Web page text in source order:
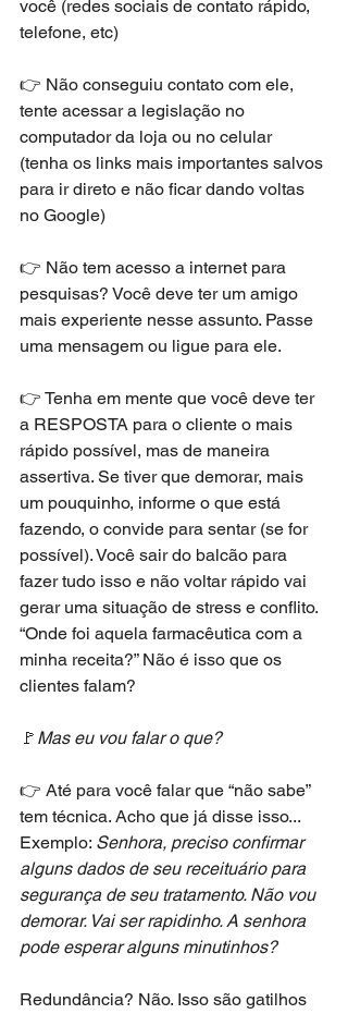
você (redes sociais de contato rápido,
telefone, etc)
👉 Não conseguiu contato com ele,
tente acessar a legislação no
computador da loja ou no celular
(tenha os links mais importantes salvos
para ir direto e não ficar dando voltas
no Google)
👉 Não tem acesso a internet para
pesquisas? Você deve ter um amigo
mais experiente nesse assunto. Passe
uma mensagem ou ligue para ele.
👉 Tenha em mente que você deve ter
a RESPOSTA para o cliente o mais
rápido possível, mas de maneira
assertiva. Se tiver que demorar, mais
um pouquinho, informe o que está
fazendo, o convide para sentar (se for
possível). Você sair do balcão para
fazer tudo isso e não voltar rápido vai
gerar uma situação de stress e conflito.
“Onde foi aquela farmacêutica com a
minha receita?” Não é isso que os
clientes falam?
🚩 Mas eu vou falar o que?
👉 Até para você falar que “não sabe”
tem técnica. Acho que já disse isso...
Exemplo: Senhora, preciso confirmar
alguns dados de seu receituário para
segurança de seu tratamento. Não vou
demorar. Vai ser rapidinho. A senhora
pode esperar alguns minutinhos?
Redundância? Não. Isso são gatilhos